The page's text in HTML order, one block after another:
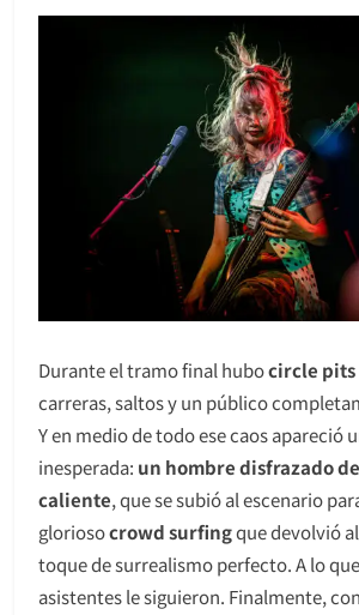
Durante el tramo final hubocircle pits
carreras, saltos y un público
Y en medio de todo ese caos apareció
inesperada: un hombre disfrazado
caliente, que se subió al escenario
gloriosocrowd surfingque devolvió
toque de surrealismo perfecto. A lo
asistentes le siguieron. Finalmente,